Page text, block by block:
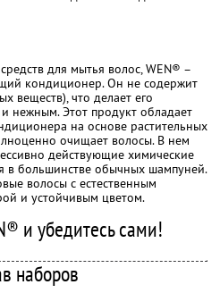
для мытья волос, WEN® –
кондиционер. Он не содержит
веществ), что делает его
нежным. Этот продукт обладает
на основе растительных
очищает волосы. В нем
действующие химические
в большинстве обычных шампуней.
волосы с естественным
и устойчивым цветом.
и убедитесь сами!
наборов